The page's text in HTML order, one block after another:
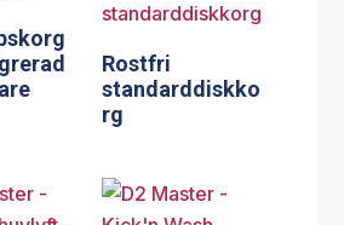
Rostfri
standarddiskko
rg